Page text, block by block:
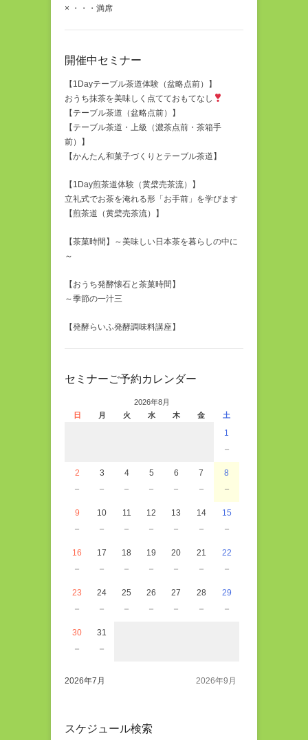
× ・・・満席
開催中セミナー
【1Dayテーブル茶道体験（盆略点前）】
おうち抹茶を美味しく点てておもてなし
【テーブル茶道（盆略点前）】
【テーブル茶道・上級（濃茶点前・茶箱手
前）】
【かんたん和菓子づくりとテーブル茶道】
【1Day煎茶道体験（黄檗売茶流）】
立礼式でお茶を淹れる形「お手前」を学びます
【煎茶道（黄檗売茶流）】
【茶菓時間】～美味しい日本茶を暮らしの中に
～
【おうち発酵懐石と茶菓時間】
～季節の一汁三
【発酵らいふ発酵調味料講座】
セミナーご予約カレンダー
2026年8月
日
月 火 水 木 金 土
1
－
2
－
3
－
4
－
5
－
6
－
7
－
8
－
9
－
10
－
11
－
12
－
13
－
14
－
15
－
16
－
17
－
18
－
19
－
20
－
21
－
22
－
23
－
24
－
25
－
26
－
27
－
28
－
29
－
30
－
31
－
2026年7月 2026年9月
スケジュール検索